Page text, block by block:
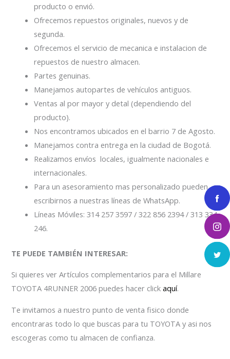
producto o envió.
Ofrecemos repuestos originales, nuevos y de
segunda.
Ofrecemos el servicio de mecanica e instalacion de
repuestos de nuestro almacen.
Partes genuinas.
Manejamos autopartes de vehículos antiguos.
Ventas al por mayor y detal (dependiendo del
producto).
Nos encontramos ubicados en el barrio 7 de Agosto.
Manejamos contra entrega en la ciudad de Bogotá.
Realizamos envíos locales, igualmente nacionales e
internacionales.
Para un asesoramiento mas personalizado pueden
escribirnos a nuestras líneas de WhatsApp.
Líneas Móviles: 314 257 3597 / 322 856 2394 / 313 334
246.
TE PUEDE TAMBIÉN INTERESAR:
Si quieres ver Artículos complementarios para el Millare
TOYOTA 4RUNNER 2006 puedes hacer clickaquí.
Te invitamos a nuestro punto de venta fisico donde
encontraras todo lo que buscas para tu TOYOTA y asi nos
escogeras como tu almacen de confianza.